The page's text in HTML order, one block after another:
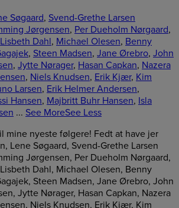
Søgaard, Svend-Grethe Larsen
Jørgensen, Per Dueholm Nørgaard,
Lisbeth Dahl, Michael Olesen, Benny
, Steen Madsen, Jane Ørebro, John
, Jytte Nørager, Hasan Capkan, Nazera
, Niels Knudsen, Erik Kjær, Kim
Larsen, Erik Helmer Andersen,
Hansen, Majbritt Buhr Hansen, Isla
... See MoreSee Less